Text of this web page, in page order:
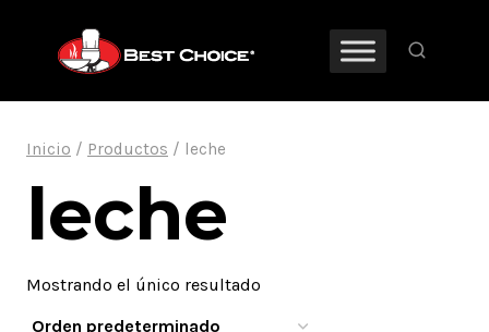
contenido
Inicio / Productos / leche
leche
Mostrando el único resultado